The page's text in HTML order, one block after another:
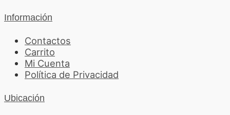
Información
Contactos
Carrito
Mi Cuenta
Política de Privacidad
Ubicación